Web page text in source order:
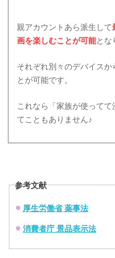
親アカウントあら派生して
画を楽しむことが可能とな
それぞれ別々のデバイスか
とが可能です。
これなら「家族が使って
てこともありません♪
参考文献
厚生労働省 薬事法
消費者庁 景品表示法